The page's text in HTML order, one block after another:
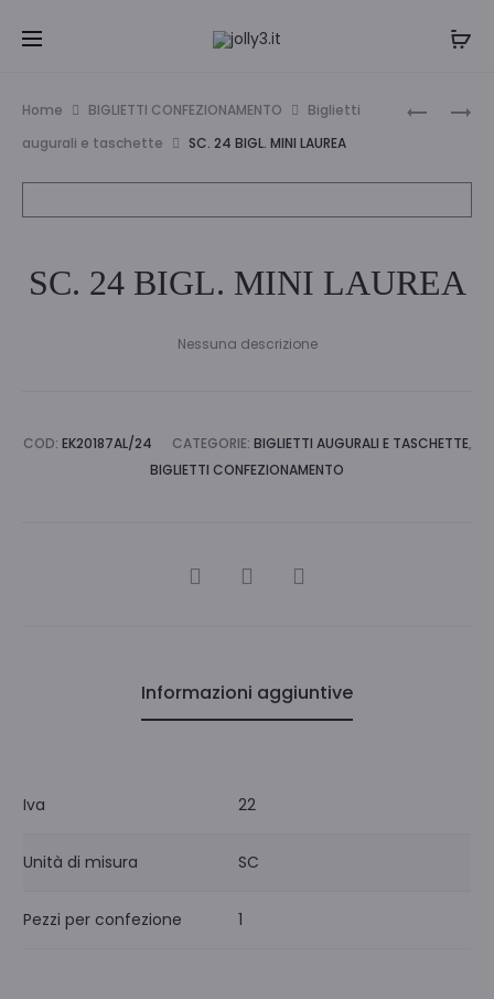
i
MINI
LAUREA
MAX
Home BIGLIETTI CONFEZIONAMENTO
Biglietti
augurali e taschette
SC. 24 BIGL. MINI LAUREA
SC. 24 BIGL. MINI LAUREA
Nessuna descrizione
COD: EK20187AL/24 CATEGORIE: BIGLIETTI AUGURALI E TASCHETTE,
BIGLIETTI CONFEZIONAMENTO
CONDIVIDI
Informazioni aggiuntive
Iva 22
Unità di misura SC
Pezzi per confezione 1